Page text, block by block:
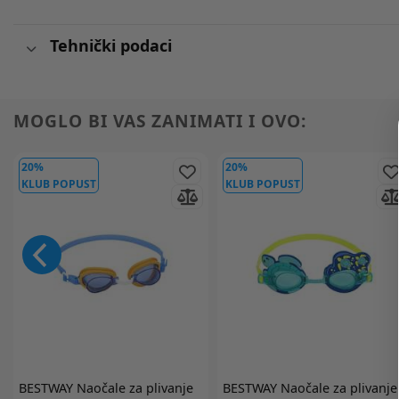
Tehnički podaci
MOGLO BI VAS ZANIMATI I OVO:
20%
KLUB POPUST
BESTWAYNaočale za plivanje
20%
KLUB POPUST
BESTWAY Naočale za plivanje